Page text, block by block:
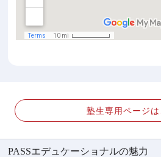
塾生専用ページは
PASSエデュケーショナルの魅力